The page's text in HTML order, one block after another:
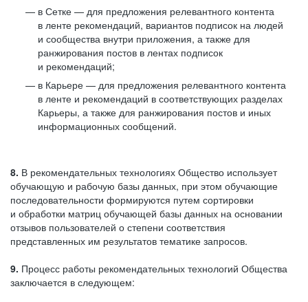
в Сетке — для предложения релевантного контента
в ленте рекомендаций, вариантов подписок на людей
и сообщества внутри приложения, а также для
ранжирования постов в лентах подписок
и рекомендаций;
в Карьере — для предложения релевантного контента
в ленте и рекомендаций в соответствующих разделах
Карьеры, а также для ранжирования постов и иных
информационных сообщений.
8. В рекомендательных технологиях Общество использует
обучающую и рабочую базы данных, при этом обучающие
последовательности формируются путем сортировки
и обработки матриц обучающей базы данных на основании
отзывов пользователей о степени соответствия
представленных им результатов тематике запросов.
9. Процесс работы рекомендательных технологий Общества
заключается в следующем: